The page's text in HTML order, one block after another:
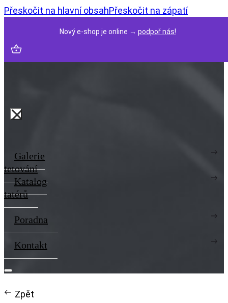
Přeskočit na hlavní obsahPřeskočit na zápatí
Nový e-shop je online → podpoř nás!
Galerie
tetování
Katalog
tatérů
Poradna
Kontakt
Zpět